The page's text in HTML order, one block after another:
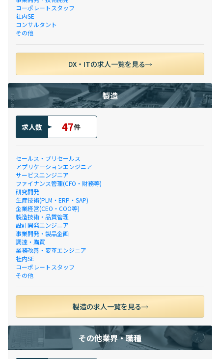
コーポレートスタッフ
社内SE
コンサルタント
その他
DX・ITの求人一覧を見る
製造
求人数 47件
セールス・プリセールス
アプリケーションエンジニア
サービスエンジニア
ファイナンス管理(CFO・財務等)
研究開発
生産技術(PLM・ERP・SAP)
企業経営(CEO・COO等)
製造技術・品質管理
設計開発エンジニア
事業開発・製品企画
調達・購買
業務改善・変革エンジニア
社内SE
コーポレートスタッフ
その他
製造の求人一覧を見る
その他業界・職種